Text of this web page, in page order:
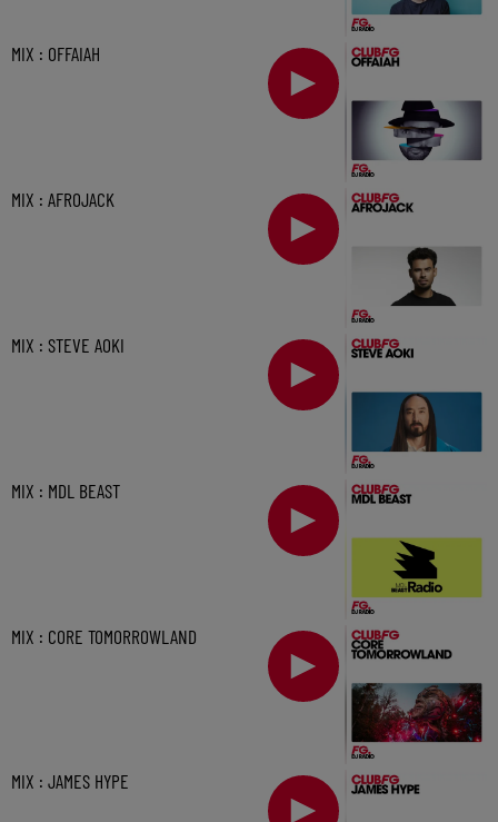
MIX : OFFAIAH
MIX : AFROJACK
MIX : STEVE AOKI
MIX : MDL BEAST
MIX : CORE TOMORROWLAND
MIX : JAMES HYPE